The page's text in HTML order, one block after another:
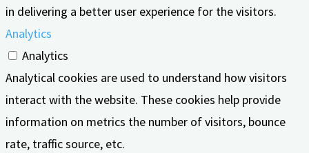
in delivering a better user experience for the visitors.
Analytics
Analytics
Analytical cookies are used to understand how visitors
interact with the website. These cookies help provide
information on metrics the number of visitors, bounce
rate, traffic source, etc.